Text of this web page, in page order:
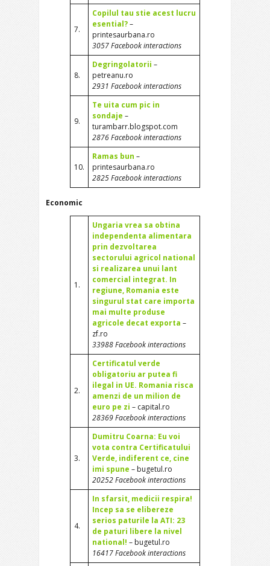
7.
Copilul tau stie acest lucru
esential?–
printesaurbana.ro
3057 Facebook interactions
8.
Degringolatorii –
petreanu.ro
2931 Facebook interactions
9.
Te uita cum pic in
sondaje –
turambarr.blogspot.com
2876 Facebook interactions
10.
Ramas bun –
printesaurbana.ro
2825 Facebook interactions
Economic
1.
Ungaria vrea sa obtina
independenta alimentara
prin dezvoltarea
sectorului agricol national
si realizarea unui lant
comercial integrat. In
regiune, Romania este
singurul stat care importa
mai multe produse
agricole decat exporta –
zf.ro
33988 Facebook interactions
2.
Certificatul verde
obligatoriu ar putea fi
ilegal in UE. Romania risca
amenzi de un milion de
euro pe zi – capital.ro
28369 Facebook interactions
3.
Dumitru Coarna: Eu voi
vota contra Certificatului
Verde, indiferent ce, cine
imi spune – bugetul.ro
20252 Facebook interactions
4.
In sfarsit, medicii respira!
Incep sa se elibereze
serios paturile la ATI: 23
de paturi libere la nivel
national! – bugetul.ro
16417 Facebook interactions